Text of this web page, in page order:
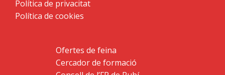
Política de privacitat
Política de cookies
Ofertes de feina
Cercador de formació